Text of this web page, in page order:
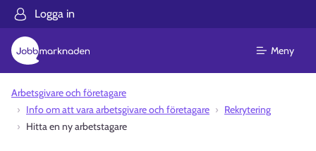
Logga in
Meny
Arbetsgivare och företagare
Info om att vara arbetsgivare och företagare
Rekrytering
Hitta en ny arbetstagare